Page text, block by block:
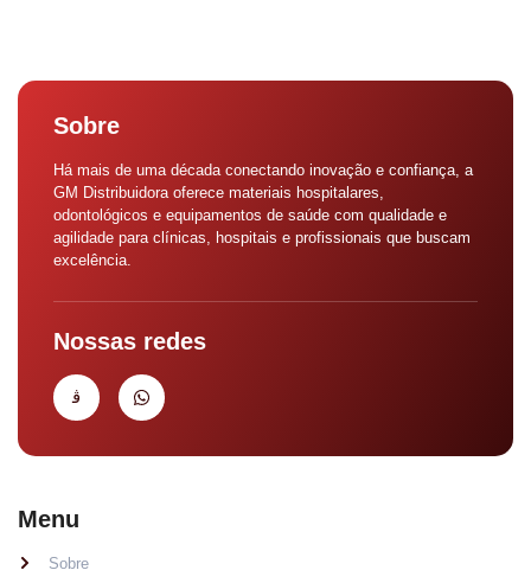
Sobre
Há mais de uma década conectando inovação e confiança, a
GM Distribuidora oferece materiais hospitalares,
odontológicos e equipamentos de saúde com qualidade e
agilidade para clínicas, hospitais e profissionais que buscam
excelência.
Nossas redes
Menu
Sobre